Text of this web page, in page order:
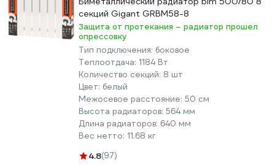
секций Gigant GRBM58-8
Защита от протекания – радиатор прошел
опрессовку
Тип подключения: боковое
Теплоотдача: 1184 Вт
Количество секций: 8 шт
Цвет: белый
Межосевое расстояние: 50 см
Высота радиаторов: 564 мм
Длина радиаторов: 640 мм
Вес нетто: 11.68 кг
4.8(97)